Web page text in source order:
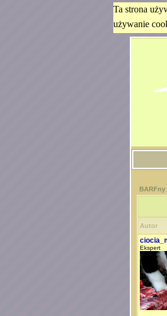
Ta strona
używanie
BARFny
Autor
Ekspert